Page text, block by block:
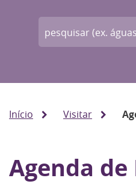
Início Visitar
Agenda de